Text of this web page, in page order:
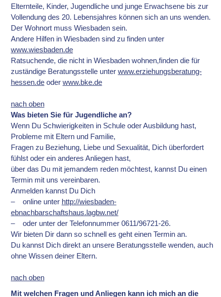
Elternteile, Kinder, Jugendliche und junge Erwachsene bis zur
Vollendung des 20. Lebensjahres können sich an uns wenden.
Der Wohnort muss Wiesbaden sein.
Andere Hilfen in Wiesbaden sind zu finden unter
www.wiesbaden.de
Ratsuchende, die nicht in Wiesbaden wohnen,finden die für
zuständige Beratungsstelle unter www.erziehungsberatung-
hessen.deoder www.bke.de
nach oben
Was bieten Sie für Jugendliche an?
Wenn Du Schwierigkeiten in Schule oder Ausbildung hast,
Probleme mit Eltern und Familie,
Fragen zu Beziehung, Liebe und Sexualität, Dich überfordert
fühlst oder ein anderes Anliegen hast,
über das Du mit jemandem reden möchtest, kannst Du einen
Termin mit uns vereinbaren.
Anmelden kannst Du Dich
– online unter http://wiesbaden-
ebnachbarschaftshaus.lagbw.net/
– oder unter der Telefonnummer 0611/96721-26.
Wir bieten Dir dann so schnell es geht einen Termin an.
Du kannst Dich direkt an unsere Beratungsstelle wenden, auch
ohne Wissen deiner Eltern.
nach oben
Mit welchen Fragen und Anliegen kann ich mich an die